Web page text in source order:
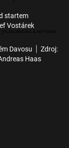
startem
Vostárek
Davosu
Zdroj:
Haas